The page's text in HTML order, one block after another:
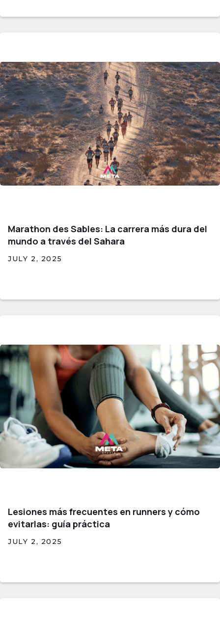
Marathon des Sables: La carrera más dura del
mundo a través del Sahara
JULY 2, 2025
Lesiones más frecuentes en runners y cómo
evitarlas: guía práctica
JULY 2, 2025